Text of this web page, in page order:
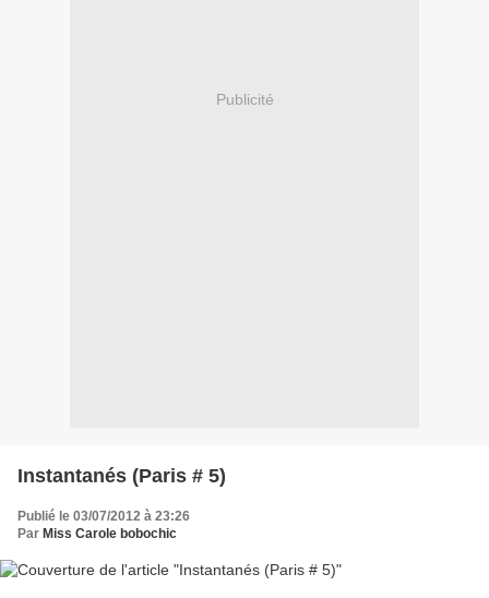
Publicité
Instantanés (Paris # 5)
Publié le 03/07/2012 à 23:26
Par Miss Carole bobochic